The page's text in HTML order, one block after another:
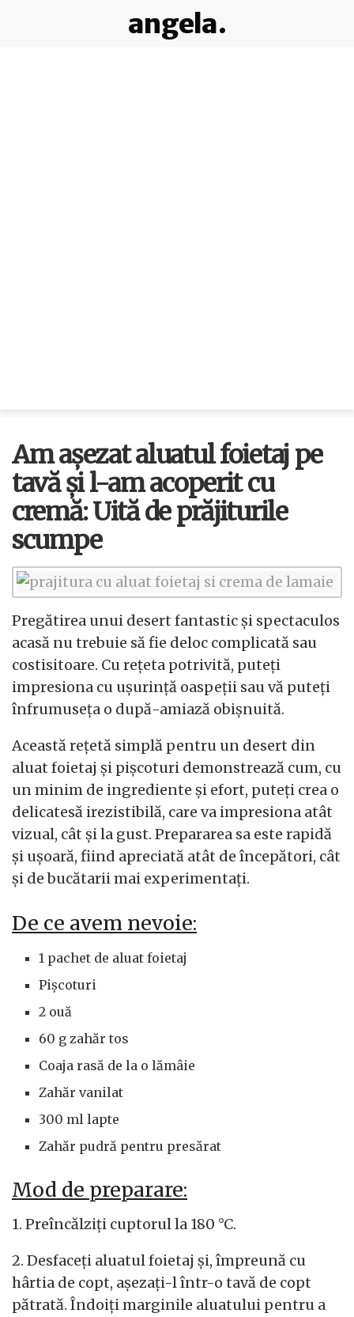
angela.
Am așezat aluatul foietaj pe
tavă și l-am acoperit cu
cremă: Uită de prăjiturile
scumpe
Pregătirea unui desert fantastic și spectaculos
acasă nu trebuie să fie deloc complicată sau
costisitoare. Cu rețeta potrivită, puteți
impresiona cu ușurință oaspeții sau vă puteți
înfrumuseța o după-amiază obișnuită.
Această rețetă simplă pentru un desert din
aluat foietaj și pișcoturi demonstrează cum, cu
un minim de ingrediente și efort, puteți crea o
delicatesă irezistibilă, care va impresiona atât
vizual, cât și la gust. Prepararea sa este rapidă
și ușoară, fiind apreciată atât de începători, cât
și de bucătarii mai experimentați.
De ce avem nevoie:
1 pachet de aluat foietaj
Pișcoturi
2 ouă
60 g zahăr tos
Coaja rasă de la o lămâie
Zahăr vanilat
300 ml lapte
Zahăr pudră pentru presărat
Mod de preparare:
1. Preîncălziți cuptorul la 180 °C.
2. Desfaceți aluatul foietaj și, împreună cu
hârtia de copt, așezați-l într-o tavă de copt
pătrată. Îndoiți marginile aluatului pentru a